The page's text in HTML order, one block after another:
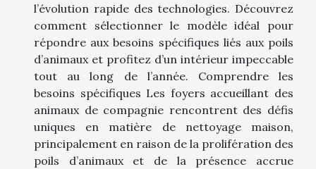
l’évolution rapide des technologies. Découvrez
comment sélectionner le modèle idéal pour
répondre aux besoins spécifiques liés aux poils
d’animaux et profitez d’un intérieur impeccable
tout au long de l’année. Comprendre les
besoins spécifiques Les foyers accueillant des
animaux de compagnie rencontrent des défis
uniques en matière de nettoyage maison,
principalement en raison de la prolifération des
poils d’animaux et de la présence accrue